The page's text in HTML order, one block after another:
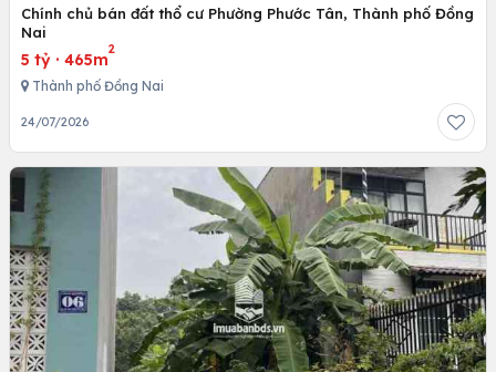
Chính chủ bán đất thổ cư Phường Phước Tân, Thành phố Đồng
Nai
5 tỷ · 465m
2
Thành phố Đồng Nai
24/07/2026